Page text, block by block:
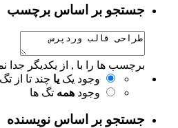
جستجو بر اساس برچسب
برچسب ها را با , از یکدیگر جدا
وجود یک یا چند تا از
وجود همه تگ ها
جستجو بر اساس نویسنده